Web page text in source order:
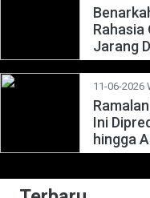
Rahasia
Jarang
11-06-2026
Ini
hingga